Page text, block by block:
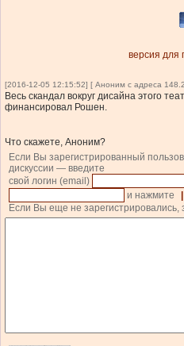
версия для
[2016-12-05 12:15:52] [ Аноним с адреса
Весь скандал вокруг дисайна этого
финансировал Рошен.
Что скажете, Аноним?
Если Вы зарегистрированный
дискуссии — введите
свой логин (email)
и нажмите
Если Вы еще не зарегистрировались,